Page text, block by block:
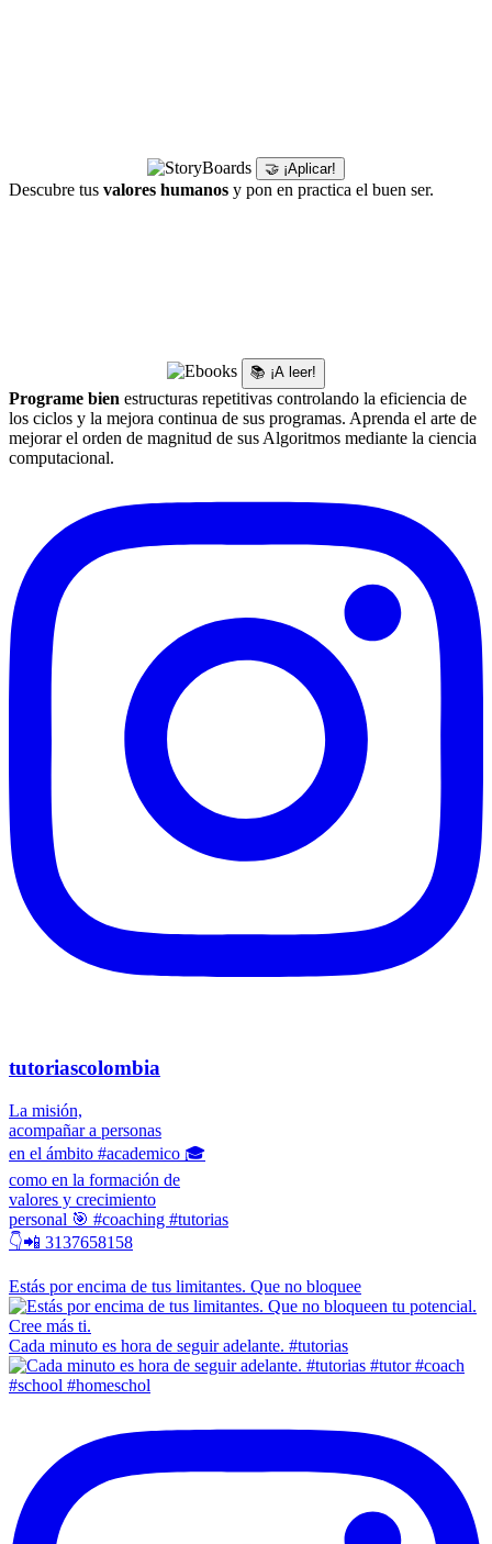
🤝 ¡Aplicar!
Descubre tus valores humanos y pon en practica el buen ser.
📚 ¡A leer!
Programe bien estructuras repetitivas controlando la eficiencia de
los ciclos y la mejora continua de sus programas. Aprenda el arte de
mejorar el orden de magnitud de sus Algoritmos mediante la ciencia
computacional.
tutoriascolombia
La misión,
acompañar a personas
en el ámbito #academico 🎓
como en la formación de
valores y crecimiento
personal 🎯 #coaching #tutorias
👇📲 3137658158
Estás por encima de tus limitantes. Que no bloquee
Cada minuto es hora de seguir adelante. #tutorias